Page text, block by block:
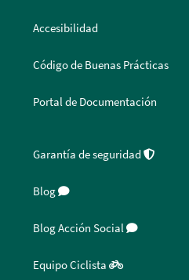
Accesibilidad
Código de Buenas Prácticas
Portal de Documentación
Garantía de seguridad
Blog
Blog Acción Social
Equipo Ciclista